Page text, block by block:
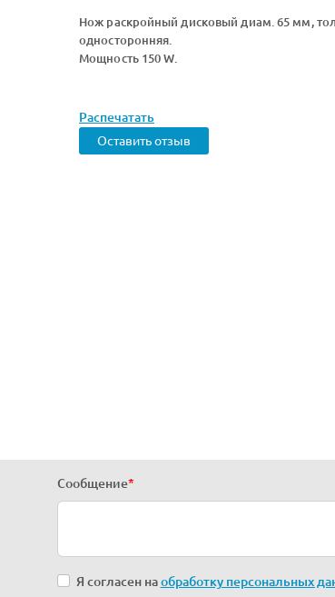
Нож раскройный дисковый диам. 65 мм,
односторонняя.
Мощность 150 W.
Распечатать
Оставить отзыв
Сообщение*
Я согласен наобработку персональных